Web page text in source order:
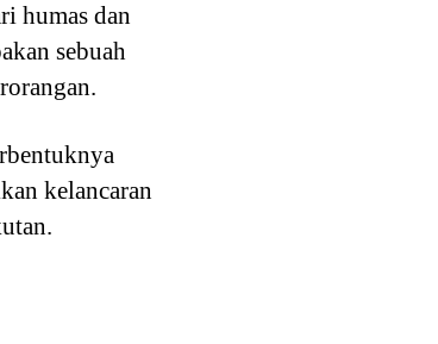
humas dan
sebuah
kelancaran